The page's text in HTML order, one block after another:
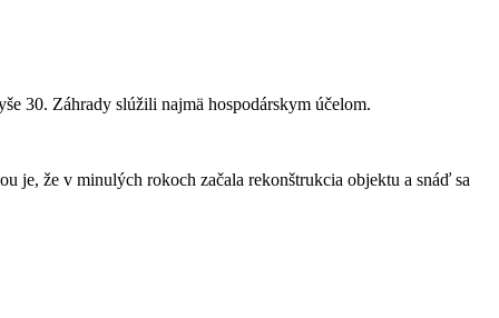
30. Záhrady slúžili najmä hospodárskym účelom.
je, že v minulých rokoch začala rekonštrukcia objektu a snáď sa